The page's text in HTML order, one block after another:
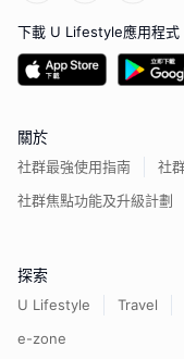
下載 U Lifestyle應用程式
關於
社群最強使用指南
社
社群焦點功能及升級計劃
探索
U Lifestyle Travel
e-zone